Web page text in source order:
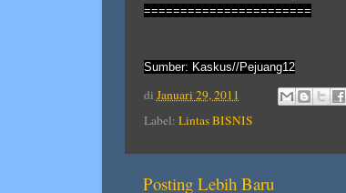
=======================
Sumber: Kaskus//Pejuang12
di Januari 29, 2011
Label: Lintas BISNIS
Posting Lebih Baru